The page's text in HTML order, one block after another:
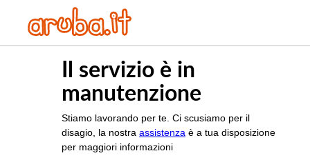
Il servizio è in
manutenzione
Stiamo lavorando per te. Ci scusiamo per il
disagio, la nostra assistenza è a tua disposizione
per maggiori informazioni